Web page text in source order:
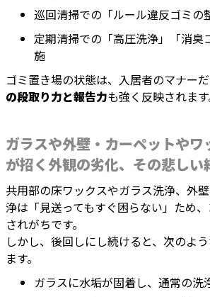
巡回清掃での「ルール違反ゴミの
定期清掃での「高圧洗浄」「消臭
施
ゴミ置き場の状態は、入居者のマナーだ
の段取り力と報告力も強く反映されます
ガラスや外壁・カーペットやワ
が招く外観の劣化、その悲しい
共用部の床ワックスやガラス洗浄、外
浄は「見送ってもすぐ困らない」ため
されがちです。
しかし、後回しにし続けると、次のよ
ます。
ガラスに水垢が固着し、通常の洗